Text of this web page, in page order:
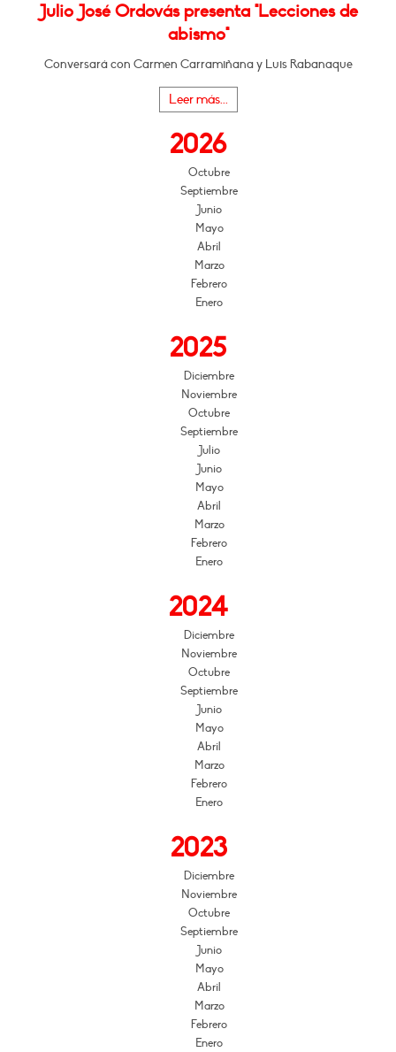
Julio José Ordovás presenta "Lecciones de
abismo"
Conversará con Carmen Carramiñana y Luis Rabanaque
Leer más...
2026
Octubre
Septiembre
Junio
Mayo
Abril
Marzo
Febrero
Enero
2025
Diciembre
Noviembre
Octubre
Septiembre
Julio
Junio
Mayo
Abril
Marzo
Febrero
Enero
2024
Diciembre
Noviembre
Octubre
Septiembre
Junio
Mayo
Abril
Marzo
Febrero
Enero
2023
Diciembre
Noviembre
Octubre
Septiembre
Junio
Mayo
Abril
Marzo
Febrero
Enero